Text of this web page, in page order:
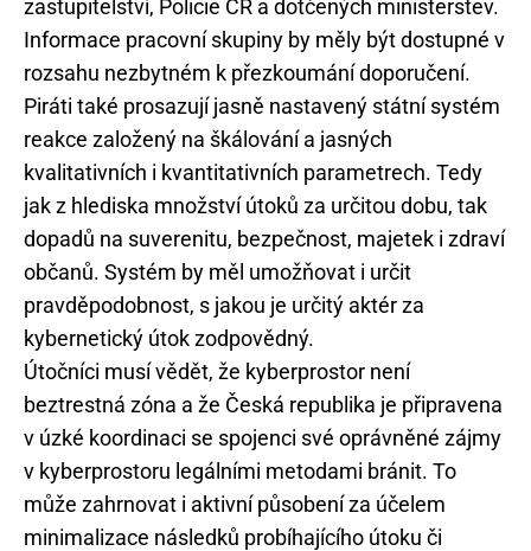
zastupitelství, Policie ČR a dotčených ministerstev.
Informace pracovní skupiny by měly být dostupné v
rozsahu nezbytném k přezkoumání doporučení.
Piráti také prosazují jasně nastavený státní systém
reakce založený na škálování a jasných
kvalitativních i kvantitativních parametrech. Tedy
jak z hlediska množství útoků za určitou dobu, tak
dopadů na suverenitu, bezpečnost, majetek i zdraví
občanů. Systém by měl umožňovat i určit
pravděpodobnost, s jakou je určitý aktér za
kybernetický útok zodpovědný.
Útočníci musí vědět, že kyberprostor není
beztrestná zóna a že Česká republika je připravena
v úzké koordinaci se spojenci své oprávněné zájmy
v kyberprostoru legálními metodami bránit. To
může zahrnovat i aktivní působení za účelem
minimalizace následků probíhajícího útoku či